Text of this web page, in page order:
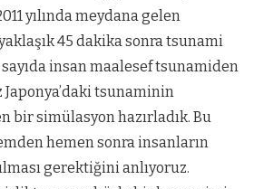
yılında meydana gelen
45 dakika sonra tsunami
sayıda insan maalesef tsunamiden
Japonya’daki tsunaminin
bir simülasyon hazırladık. Bu
hemen sonra insanların
gerektiğini anlıyoruz.